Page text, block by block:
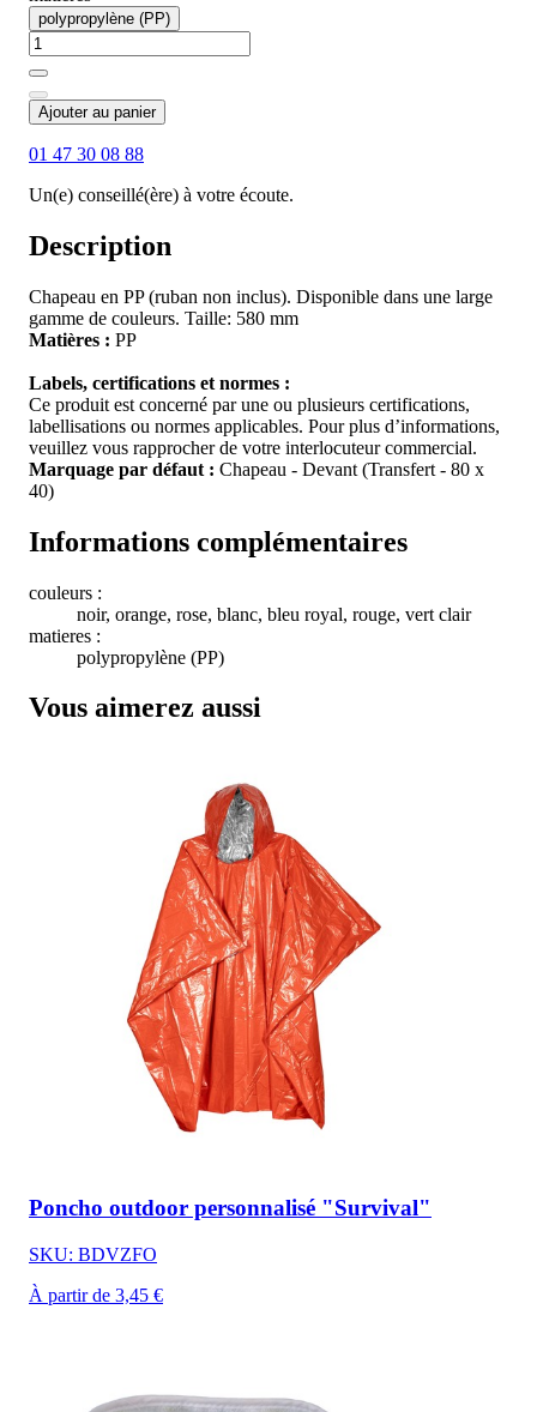
polypropylène (PP)
Ajouter au panier
01 47 30 08 88
Un(e) conseillé(ère) à votre écoute.
Description
Chapeau en PP (ruban non inclus). Disponible dans une large
gamme de couleurs. Taille: 580 mm
Matières : PP
Labels, certifications et normes :
Ce produit est concerné par une ou plusieurs certifications,
labellisations ou normes applicables. Pour plus d’informations,
veuillez vous rapprocher de votre interlocuteur commercial.
Marquage par défaut : Chapeau - Devant (Transfert - 80 x
40)
Informations complémentaires
couleurs :
noir, orange, rose, blanc, bleu royal, rouge, vert clair
matieres :
polypropylène (PP)
Vous aimerez aussi
Poncho outdoor personnalisé "Survival"
SKU: BDVZFO
À partir de 3,45 €